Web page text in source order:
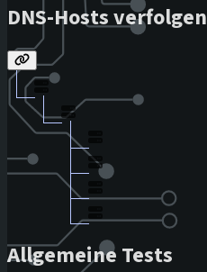
DNS-Hosts verfolgen
Allgemeine Tests